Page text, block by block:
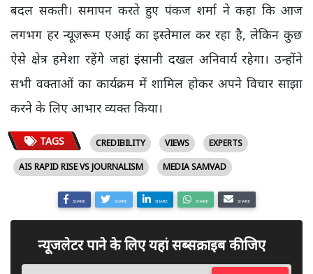
बदल सकती। समापन करते हुए पंकज शर्मा ने कहा कि आज
लगभग हर न्यूज़रूम एआई का इस्तेमाल कर रहा है, लेकिन कुछ
ऐसे क्षेत्र हमेशा रहेंगे जहां इंसानी दखल अनिवार्य रहेगा। उन्होंने
सभी वक्ताओं का कार्यक्रम में शामिल होकर अपने विचार साझा
करने के लिए आभार व्यक्त किया।
TAGS CREDIBILITY VIEWS
EXPERTS
AIS RAPID RISE VS JOURNALISM
MEDIA SAMVAD
SHARE SHARE SHARE SHARE SHARE
न्यूजलेटर पाने के लिए यहां सब्सक्राइब कीजिए